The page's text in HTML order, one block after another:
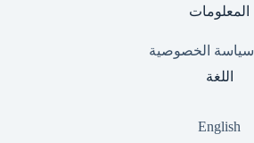
المعلومات
سياسة الخصوصية
اللغة
English